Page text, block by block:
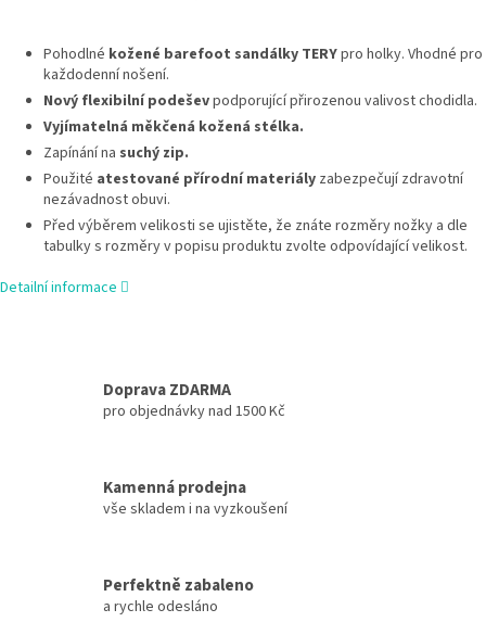
Pohodlné kožené barefoot sandálky TERYpro holky. Vhodné pro
každodenní nošení.
Nový flexibilní podeševpodporující přirozenou valivost chodidla.
Vyjímatelná měkčená kožená stélka.
Zapínání na suchý zip.
Použité atestované přírodní materiály zabezpečují zdravotní
nezávadnost obuvi.
Před výběrem velikosti se ujistěte, že znáte rozměry nožky a dle
tabulky s rozměry v popisu produktu zvolte odpovídající velikost.
Detailní informace
Doprava ZDARMA
pro objednávky nad 1500 Kč
Kamenná prodejna
vše skladem i na vyzkoušení
Perfektně zabaleno
a rychle odesláno